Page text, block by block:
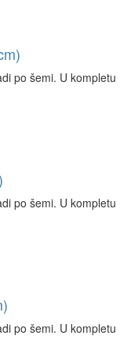
po šemi. U kompletu
po šemi. U kompletu
po šemi. U kompletu